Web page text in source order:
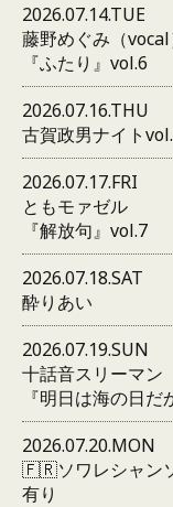
2026.07.14.TUE
藤野めぐみ（vocal
『ふたり』vol.6
2026.07.16.THU
古賀政男ナイト
2026.07.17.FRI
ともモァゼル
『解放句』vol.7
2026.07.18.SAT
酔りあい
2026.07.19.SUN
十話音スリーマン
『明日は海の日だ
2026.07.20.MON
🇫🇷ソワレシャン
有り